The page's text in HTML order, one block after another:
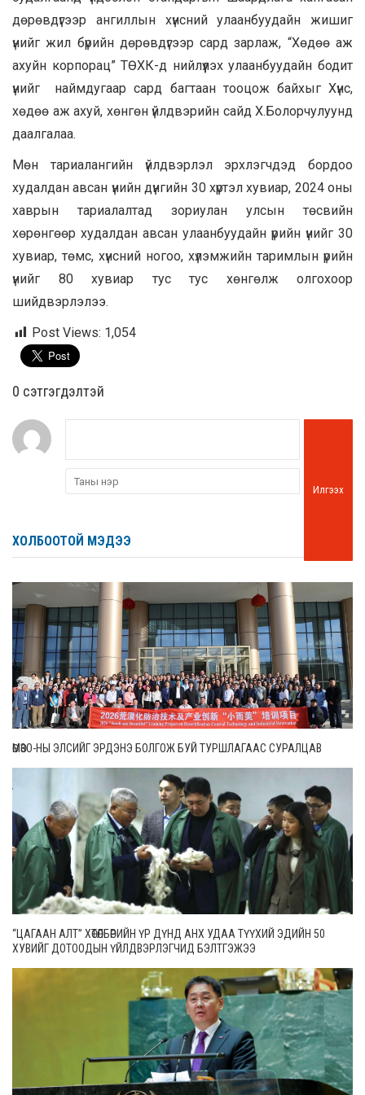
дөрөвдүгээр ангиллын хүнсний улаанбуудайн жишиг
үнийг жил бүрийн дөрөвдүгээр сард зарлаж, “Хөдөө аж
ахуйн корпорац” ТӨХК-д нийлүүлэх улаанбуудайн бодит
үнийг наймдугаар сард багтаан тооцож байхыг Хүнс,
хөдөө аж ахуй, хөнгөн үйлдвэрийн сайд Х.Болорчулуунд
даалгалаа.
Мөн тариалангийн үйлдвэрлэл эрхлэгчдэд бордоо
худалдан авсан үнийн дүнгийн 30 хүртэл хувиар, 2024 оны
хаврын тариалалтад зориулан улсын төсвийн
хөрөнгөөр худалдан авсан улаанбуудайн үрийн үнийг 30
хувиар, төмс, хүнсний ногоо, хүлэмжийн таримлын үрийн
үнийг 80 хувиар тус тус хөнгөлж олгохоор
шийдвэрлэлээ.
Post Views: 1,054
0 cэтгэгдэлтэй
Илгээх
ХОЛБООТОЙ МЭДЭЭ
ӨМӨЗО-НЫ ЭЛСИЙГ ЭРДЭНЭ БОЛГОЖ БУЙ ТУРШЛАГААС СУРАЛЦАВ
“ЦАГААН АЛТ” ХӨТӨЛБӨРИЙН ҮР ДҮНД АНХ УДАА ТҮҮХИЙ ЭДИЙН 50
ХУВИЙГ ДОТООДЫН ҮЙЛДВЭРЛЭГЧИД БЭЛТГЭЖЭЭ